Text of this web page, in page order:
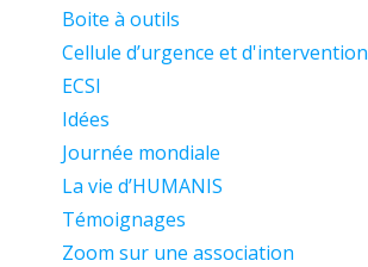
Boite à outils
Cellule d’urgence et d'intervention
ECSI
Idées
Journée mondiale
La vie d’HUMANIS
Témoignages
Zoom sur une association